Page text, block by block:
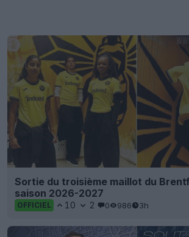
Sortie du troisième maillot du
saison 2026-2027
OFFICIEL 10 2 0 986 3h